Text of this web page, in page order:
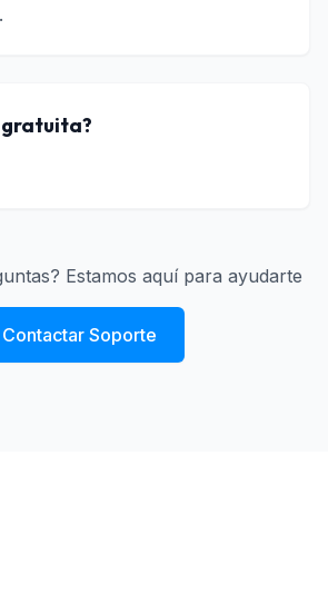
gratuita?
Estamos aquí para ayudarte
Contactar Soporte